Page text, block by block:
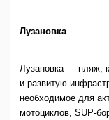
Лузановка
Лузановка — пляж,
и развитую
необходимое для
мотоциклов, SUP-